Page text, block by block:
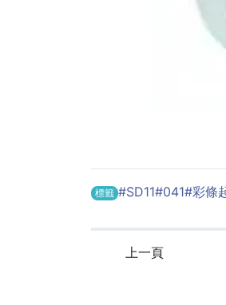
標籤 #SD11#041#彩條
上一頁